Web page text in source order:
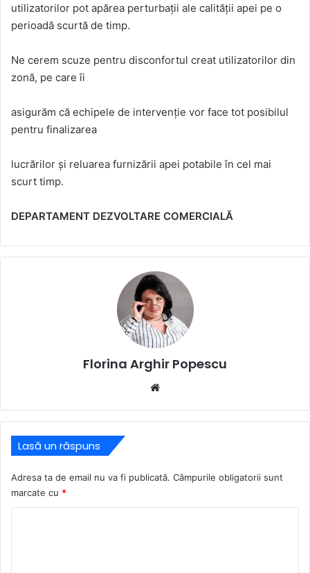
utilizatorilor pot apărea perturbații ale calității apei pe o
perioadă scurtă de timp.
Ne cerem scuze pentru disconfortul creat utilizatorilor din
zonă, pe care îi
asigurăm că echipele de intervenție vor face tot posibilul
pentru finalizarea
lucrărilor și reluarea furnizării apei potabile în cel mai
scurt timp.
DEPARTAMENT DEZVOLTARE COMERCIALĂ
Florina Arghir Popescu
Lasă un răspuns
Adresa ta de email nu va fi publicată. Câmpurile obligatorii sunt
marcate cu *